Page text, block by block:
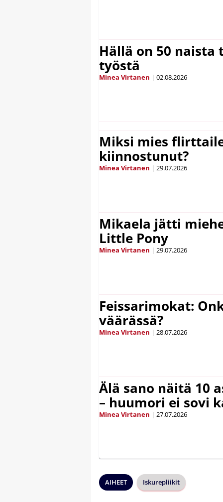
Hällä on 50 naista
työstä
Minea Virtanen | 02.08.2026
Miksi mies
kiinnostunut?
Minea Virtanen | 29.07.2026
Mikaela jätti
Little Pony
Minea Virtanen | 29.07.2026
Feissarimokat:
väärässä?
Minea Virtanen | 28.07.2026
Älä sano näitä 10
– huumori ei sovi
Minea Virtanen | 27.07.2026
AIHEET Iskurepliikit